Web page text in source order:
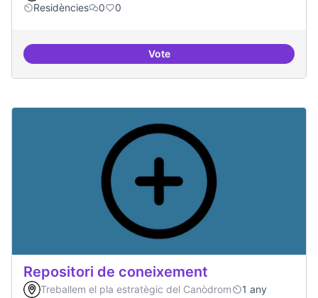
Residències
0 0
VoteResidències d'èxit
Repositori de coneixement
Treballem el pla estratègic del Canòdrom
1 any